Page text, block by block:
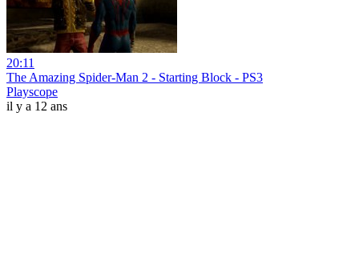
20:11
The Amazing Spider-Man 2 - Starting Block - PS3
Playscope
il y a 12 ans